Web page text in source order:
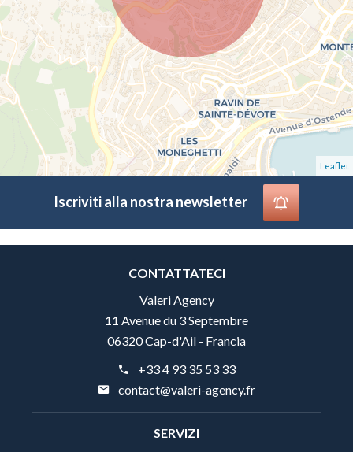
Leaflet
Iscriviti alla nostra newsletter
CONTATTATECI
Valeri Agency
11 Avenue du 3 Septembre
06320 Cap-d'Ail - Francia
+33 4 93 35 53 33
contact@valeri-agency.fr
SERVIZI